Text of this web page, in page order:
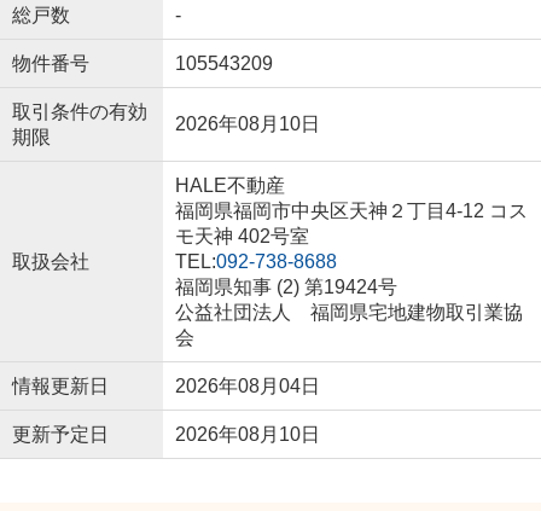
総戸数 -
物件番号 105543209
取引条件の有効
期限
2026年08月10日
取扱会社
HALE不動産
福岡県福岡市中央区天神２丁目4-12 コス
モ天神 402号室
TEL:092-738-8688
福岡県知事 (2) 第19424号
公益社団法人 福岡県宅地建物取引業協
会
情報更新日 2026年08月04日
更新予定日 2026年08月10日